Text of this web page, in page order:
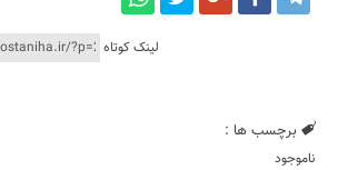
لینک کوتاه
برچسب ها :
ناموجود